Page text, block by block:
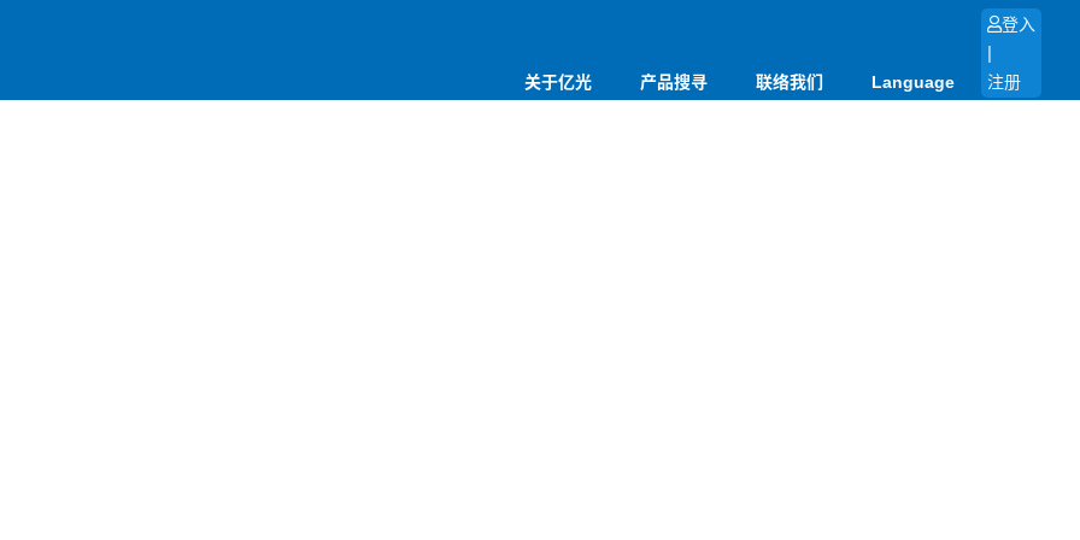
关于亿光 产品搜寻 联络我们 Language
登入
|
注册